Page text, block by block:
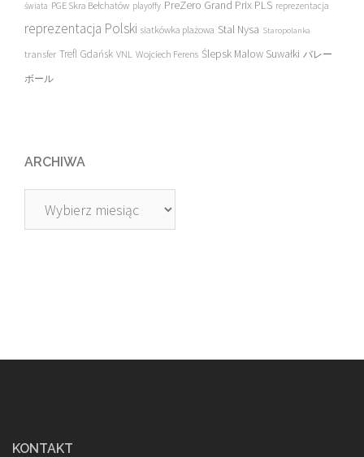
świata PGE Skra Bełchatów playoffy PreZero Grand Prix PLS reprezentacja
reprezentacja Polski siatkówka plażowa Stal Nysa Staropolanka
transfer Trefl Gdańsk VNL Wojciech Ferens Ślepsk Malow Suwałki バレー
ボール
ARCHIWA
Archiwa
KONTAKT